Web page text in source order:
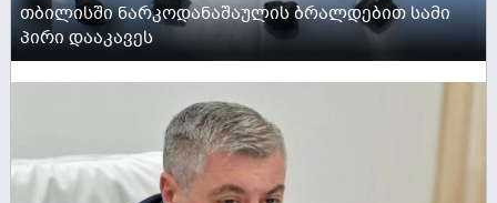
თბილისში ნარკოდანაშაულის ბრალდებით სამი
პირი დააკავეს